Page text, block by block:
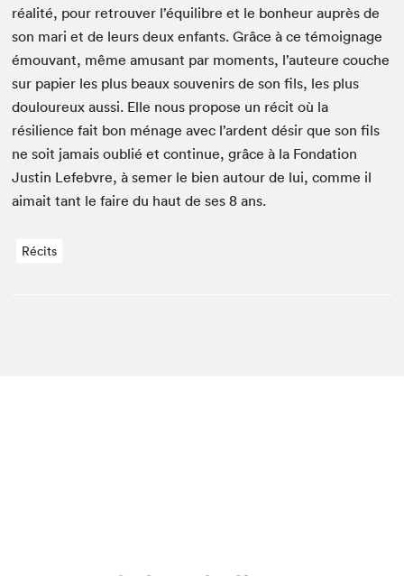
réal­ité, pour retrou­ver l’équilibre et le bon­heur auprès de
son mari et de leurs deux enfants. Grâce à ce témoignage
émou­vant, même amu­sant par moments, l’auteure couche
sur papi­er les plus beaux sou­venirs de son fils, les plus
douloureux aus­si. Elle nous pro­pose un réc­it où la
résilience fait bon ménage avec l’ardent désir que son fils
ne soit jamais oublié et con­tin­ue, grâce à la Fon­da­tion
Justin Lefeb­vre, à semer le bien autour de lui, comme il
aimait tant le faire du haut de ses8 ans.
Récits